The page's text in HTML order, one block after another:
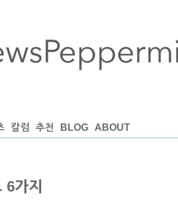
칼럼 추천 BLOG ABOUT
가지